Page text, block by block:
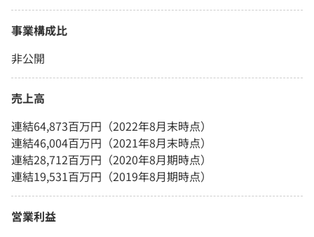
事業構成比
非公開
売上高
連結64,873百万円（2022年8月末時点）
連結46,004百万円（2021年8月末時点）
連結28,712百万円（2020年8月期時点）
連結19,531百万円（2019年8月期時点）
営業利益